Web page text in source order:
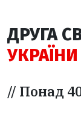
ДРУГА
УКРАЇНИ
// Понад